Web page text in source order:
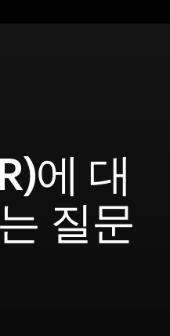
에 대
질문